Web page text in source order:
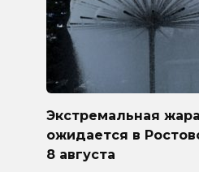
Экстремальная
ожидается в
8 августа